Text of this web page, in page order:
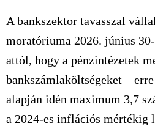
A bankszektor tavasszal
moratóriuma 2026. június
attól, hogy a pénzintézetek
bankszámlaköltségeket –
alapján idén maximum 3,7
a 2024-es inflációs mértékig